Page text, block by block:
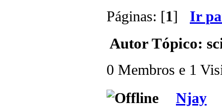
Páginas: [1] Ir
AutorTópico:
0 Membros e 1
Njay